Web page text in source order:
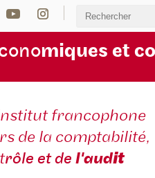
miques et
francophone
de la comptabilité,
rôle et del'audit